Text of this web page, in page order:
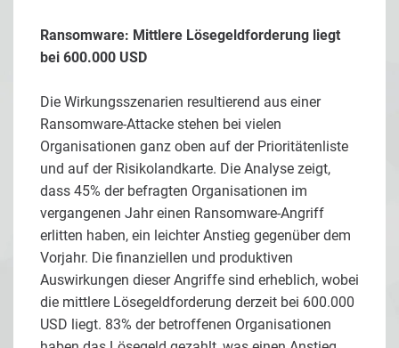
Ransomware: Mittlere Lösegeldforderung liegt
bei 600.000 USD
Die Wirkungsszenarien resultierend aus einer
Ransomware-Attacke stehen bei vielen
Organisationen ganz oben auf der Prioritätenliste
und auf der Risikolandkarte. Die Analyse zeigt,
dass 45% der befragten Organisationen im
vergangenen Jahr einen Ransomware-Angriff
erlitten haben, ein leichter Anstieg gegenüber dem
Vorjahr. Die finanziellen und produktiven
Auswirkungen dieser Angriffe sind erheblich, wobei
die mittlere Lösegeldforderung derzeit bei 600.000
USD liegt. 83% der betroffenen Organisationen